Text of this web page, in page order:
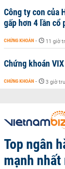
Công ty con của
gấp hơn 4 lần cổ
CHỨNG KHOÁN - 11 giờ
Chứng khoán
CHỨNG KHOÁN - 3 giờ
Top ngân
mạnh